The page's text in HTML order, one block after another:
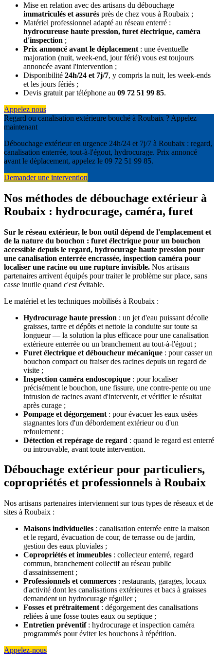
Mise en relation avec des artisans du débouchage
immatriculés et assurés près de chez vous à Roubaix ;
Matériel professionnel adapté au réseau enterré :
hydrocureuse haute pression, furet électrique, caméra
d'inspection ;
Prix annoncé avant le déplacement : une éventuelle
majoration (nuit, week-end, jour férié) vous est toujours
annoncée avant l'intervention ;
Disponibilité 24h/24 et 7j/7, y compris la nuit, les week-ends
et les jours fériés ;
Devis gratuit par téléphone au 09 72 51 99 85.
Appelez nous
Regard ou canalisation extérieure bouché à Roubaix ? Appelez
maintenant
Débouchage extérieur en urgence 24h/24 et 7j/7 à Roubaix : regard,
canalisation enterrée, tout-à-l'égout, hydrocurage. Prix annoncé
avant le déplacement, appelez le 09 72 51 99 85.
Demander une intervention
Nos méthodes de débouchage extérieur à
Roubaix : hydrocurage, caméra, furet
Sur le réseau extérieur, le bon outil dépend de l'emplacement et
de la nature du bouchon : furet électrique pour un bouchon
accessible depuis le regard, hydrocurage haute pression pour
une canalisation enterrée encrassée, inspection caméra pour
localiser une racine ou une rupture invisible. Nos artisans
partenaires arrivent équipés pour traiter le problème sur place, sans
casse inutile quand c'est évitable.
Le matériel et les techniques mobilisés à Roubaix :
Hydrocurage haute pression : un jet d'eau puissant décolle
graisses, tartre et dépôts et nettoie la conduite sur toute sa
longueur — la solution la plus efficace pour une canalisation
extérieure enterrée ou un branchement au tout-à-l'égout ;
Furet électrique et déboucheur mécanique : pour casser un
bouchon compact ou fraiser des racines depuis un regard de
visite ;
Inspection caméra endoscopique : pour localiser
précisément le bouchon, une fissure, une contre-pente ou une
intrusion de racines avant d'intervenir, et vérifier le résultat
après curage ;
Pompage et dégorgement : pour évacuer les eaux usées
stagnantes lors d'un débordement extérieur ou d'un
refoulement ;
Détection et repérage de regard : quand le regard est enterré
ou introuvable, avant toute intervention.
Débouchage extérieur pour particuliers,
copropriétés et professionnels à Roubaix
Nos artisans partenaires interviennent sur tous types de réseaux et de
sites à Roubaix :
Maisons individuelles : canalisation enterrée entre la maison
et le regard, évacuation de cour, de terrasse ou de jardin,
gestion des eaux pluviales ;
Copropriétés et immeubles : collecteur enterré, regard
commun, branchement collectif au réseau public
d'assainissement ;
Professionnels et commerces : restaurants, garages, locaux
d'activité dont les canalisations extérieures et bacs à graisses
demandent un hydrocurage régulier ;
Fosses et prétraitement : dégorgement des canalisations
reliées à une fosse toutes eaux ou septique ;
Entretien préventif: hydrocurage et inspection caméra
programmés pour éviter les bouchons à répétition.
Appelez-nous